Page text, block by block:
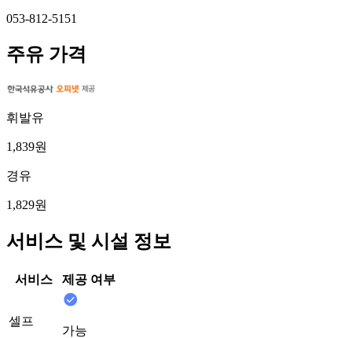
053-812-5151
주유 가격
휘발유
1,839원
경유
1,829원
서비스 및 시설 정보
서비스 제공 여부
셀프
가능